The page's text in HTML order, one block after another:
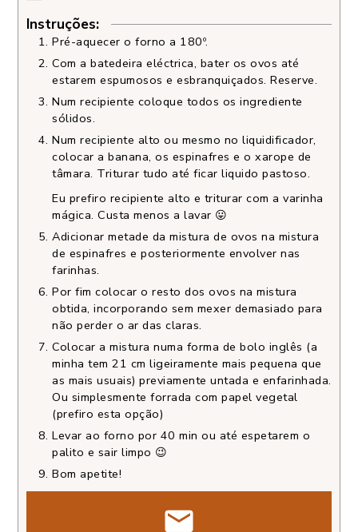
Instruções:
Pré-aquecer o forno a 180º.
Com a batedeira eléctrica, bater os ovos até
estarem espumosos e esbranquiçados. Reserve.
Num recipiente coloque todos os ingrediente
sólidos.
Num recipiente alto ou mesmo no liquidificador,
colocar a banana, os espinafres e o xarope de
tâmara. Triturar tudo até ficar liquido pastoso.
Eu prefiro recipiente alto e triturar com a varinha
mágica. Custa menos a lavar 😛
Adicionar metade da mistura de ovos na mistura
de espinafres e posteriormente envolver nas
farinhas.
Por fim colocar o resto dos ovos na mistura
obtida, incorporando sem mexer demasiado para
não perder o ar das claras.
Colocar a mistura numa forma de bolo inglês (a
minha tem 21 cm ligeiramente mais pequena que
as mais usuais) previamente untada e enfarinhada.
Ou simplesmente forrada com papel vegetal
(prefiro esta opção)
Levar ao forno por 40 min ou até espetarem o
palito e sair limpo 😉
Bom apetite!